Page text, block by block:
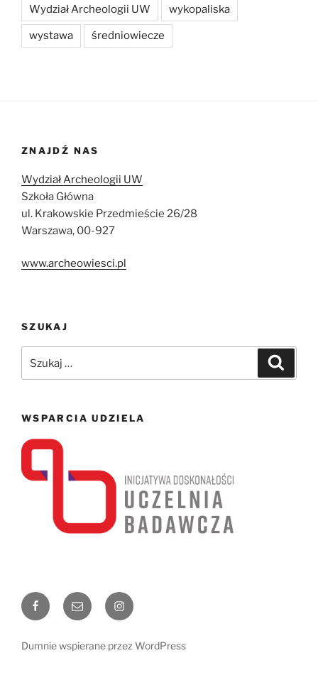
Wydział Archeologii UW wykopaliska
wystawa średniowiecze
ZNAJDŹ NAS
Wydział Archeologii UW
Szkoła Główna
ul. Krakowskie Przedmieście 26/28
Warszawa, 00-927
www.archeowiesci.pl
SZUKAJ
WSPARCIA UDZIELA
FacebookEmail Instagram
Dumnie wspierane przez WordPress